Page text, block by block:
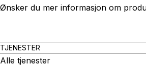
Ønsker du mer informasjon om
TJENESTER
Alle tjenester